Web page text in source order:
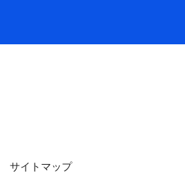
サイトマップ